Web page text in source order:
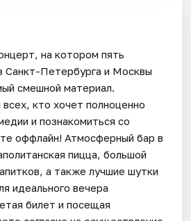
на котором пять
Санкт-Петербурга и Москвы
смешной материал.
кто хочет полноценно
и познакомиться со
оффлайн! Атмосферный бар в
пицца, большой
а также лучшие шутки
идеального вечера
билет и посещая